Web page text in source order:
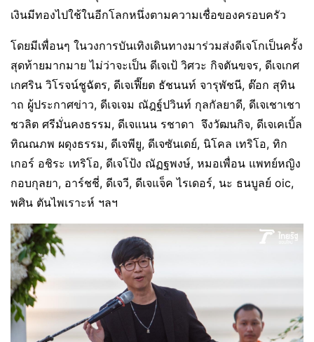
เงินมีทองไปใช้ในอีกโลกหนึ่งตามความเชื่อของครอบครัว
โดยมีเพื่อนๆ ในวงการบันเทิงเดินทางมาร่วมส่งดีเจโกเป็นครั้ง
สุดท้ายมากมาย ไม่ว่าจะเป็น ดีเจเป้ วิศวะ กิจตันขจร, ดีเจเกศ
เกศริน วิโรจน์ชูฉัตร, ดีเจเฟี๊ยต ธัชนนท์ จารุพัชนี, ต๊อก สุทิน
าถ ผู้ประกาศข่าว, ดีเจเจม ณัฎฐ์ปวินท์ กุลกัลยาดี, ดีเจเชาเชา
ชวลิต ศรีมั่นคงธรรม, ดีเจแนน รชาดา จึงวัฒนกิจ, ดีเจเคเบิ้ล
ทิณณภพ ผดุงธรรม, ดีเจพียู, ดีเจซันเดย์, นิโคล เทริโอ, ทิก
เกอร์ อชิระ เทริโอ, ดีเจโป้ง ณัฏฐพงษ์, หมอเพื่อน แพทย์หญิง
กอบกุลยา, อาร์ชชี่, ดีเจวี, ดีเจแจ็ค ไรเดอร์, นะ ธนบูลย์ oic,
พศิน ตันไพเราะห์ ฯลฯ